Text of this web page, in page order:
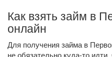
Как взять займ в
онлайн
Для получения займа в
не обязательно куда-то